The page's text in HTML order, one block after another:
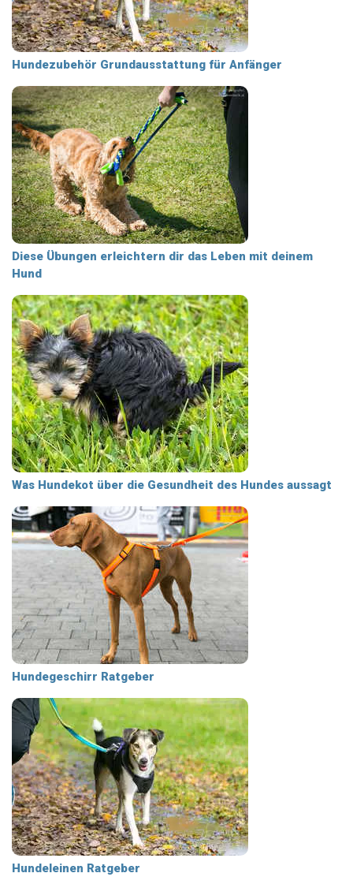
Hundezubehör Grundausstattung für Anfänger
Diese Übungen erleichtern dir das Leben mit deinem
Hund
Was Hundekot über die Gesundheit des Hundes aussagt
Hundegeschirr Ratgeber
Hundeleinen Ratgeber